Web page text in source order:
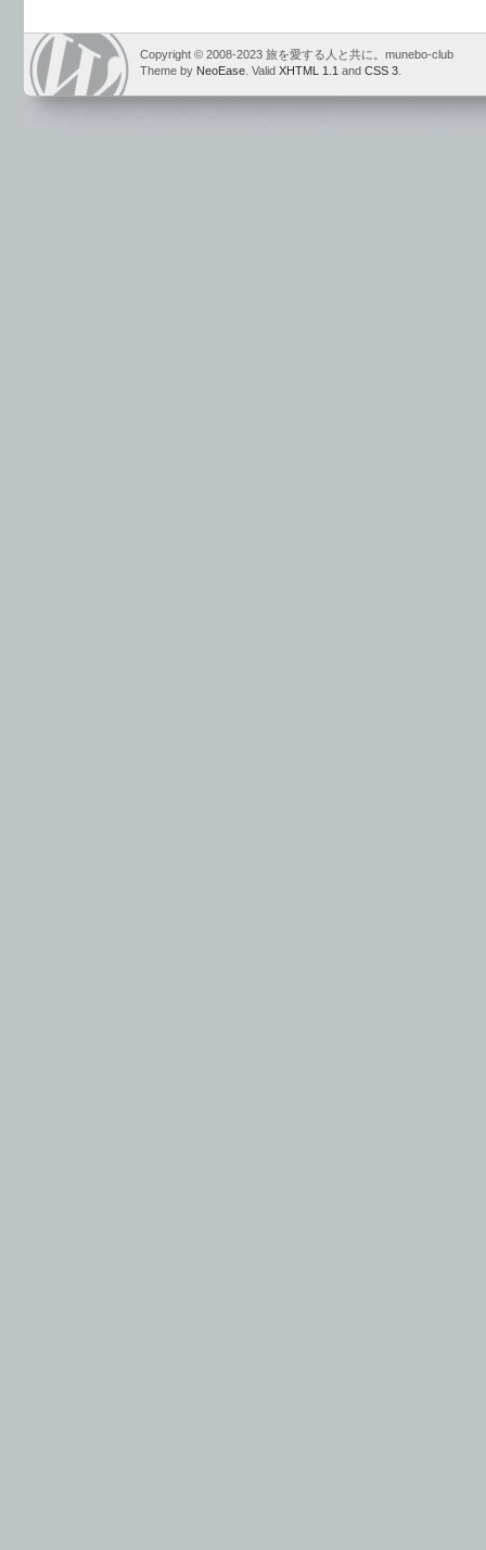
Copyright © 2008-2023 旅を愛する人と共に。munebo-club
Theme by NeoEase . Valid XHTML 1.1 and CSS 3